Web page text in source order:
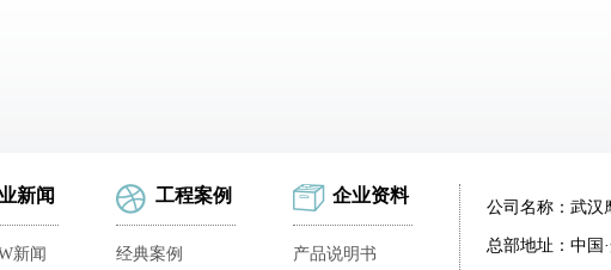
新闻
新闻
工程案例
经典案例
企业资料
产品说明书
公司名称：武汉
总部地址：中国